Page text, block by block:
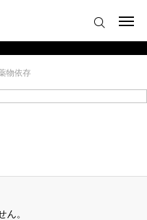
物依存
ん。
会員登録について